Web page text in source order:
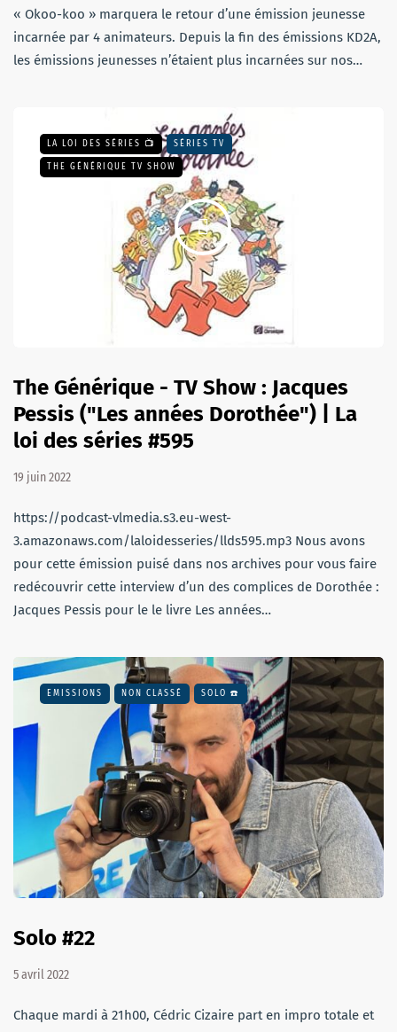
« Okoo-koo » marquera le retour d’une émission jeunesse
incarnée par 4 animateurs. Depuis la fin des émissions KD2A,
les émissions jeunesses n’étaient plus incarnées sur nos…
LA LOI DES SÉRIES 📺 SÉRIES TV
THE GÉNÉRIQUE TV SHOW
The Générique - TV Show : Jacques
Pessis ("Les années Dorothée") | La
loi des séries #595
19 juin 2022
https://podcast-vlmedia.s3.eu-west-
3.amazonaws.com/laloidesseries/llds595.mp3 Nous avons
pour cette émission puisé dans nos archives pour vous faire
redécouvrir cette interview d’un des complices de Dorothée :
Jacques Pessis pour le le livre Les années…
EMISSIONS NON CLASSÉ SOLO ☎️
Solo #22
5 avril 2022
Chaque mardi à 21h00, Cédric Cizaire part en impro totale et